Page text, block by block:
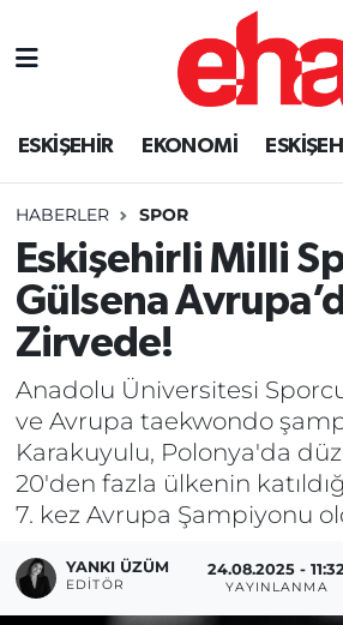
ESKİŞEHİR EKONOMİ
HABERLER SPOR
Eskişehirli Milli
Gülsena
Zirvede!
Anadolu Üniversitesi
ve Avrupa taekwondo
Karakuyulu, Polonya'da
20'den fazla ülkenin
7. kez Avrupa Şampiyonu
YANKI ÜZÜM
EDITÖR
24.08.2025 -
YAYINLANMA